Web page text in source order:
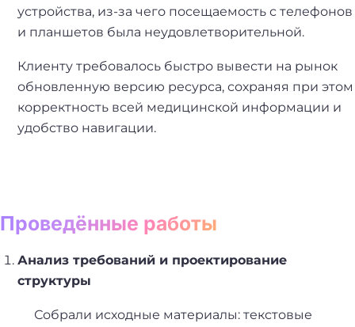
устройства, из-за чего посещаемость с телефонов
и планшетов была неудовлетворительной.
Клиенту требовалось быстро вывести на рынок
обновленную версию ресурса, сохраняя при этом
корректность всей медицинской информации и
удобство навигации.
Проведённые работы
Анализ требований и проектирование
структуры
Собрали исходные материалы: текстовые